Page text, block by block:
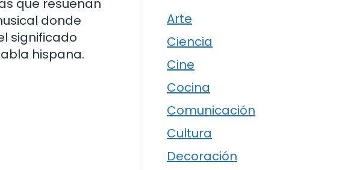
que resuenan
donde
significado
hispana.
Arte
Ciencia
Cine
Cocina
Comunicación
Cultura
Decoración